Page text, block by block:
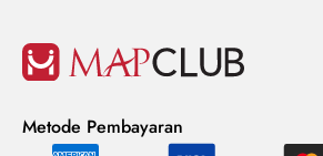
Metode Pembayaran